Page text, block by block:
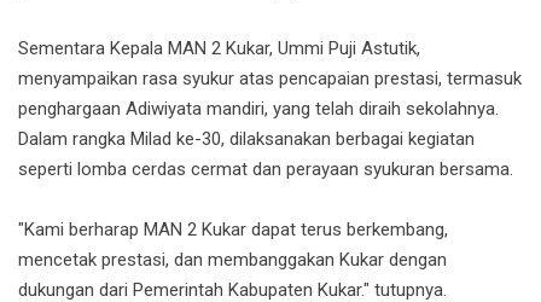
Sementara Kepala MAN 2 Kukar, Ummi Puji Astutik,
menyampaikan rasa syukur atas pencapaian prestasi, termasuk
penghargaan Adiwiyata mandiri, yang telah diraih sekolahnya.
Dalam rangka Milad ke-30, dilaksanakan berbagai kegiatan
seperti lomba cerdas cermat dan perayaan syukuran bersama.
"Kami berharap MAN 2 Kukar dapat terus berkembang,
mencetak prestasi, dan membanggakan Kukar dengan
dukungan dari Pemerintah Kabupaten Kukar." tutupnya.